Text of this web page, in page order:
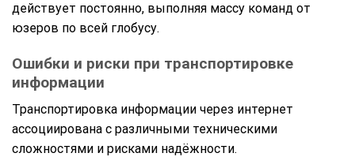
действует постоянно, выполняя массу команд от
юзеров по всей глобусу.
Ошибки и риски при транспортировке
информации
Транспортировка информации через интернет
ассоциирована с различными техническими
сложностями и рисками надёжности.